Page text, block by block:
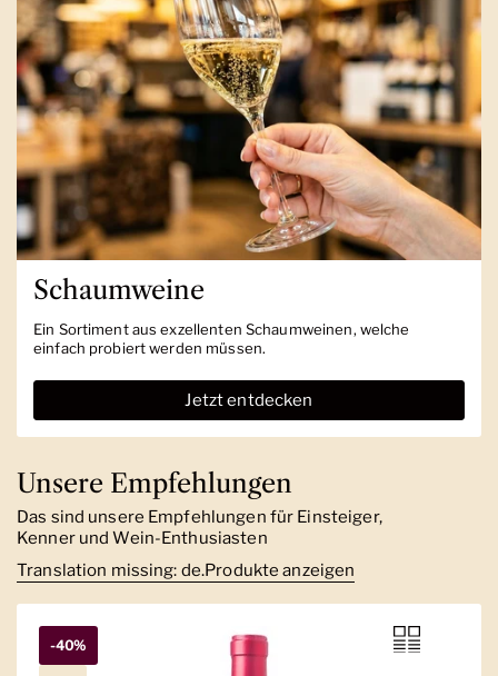
Schaumweine
Ein Sortiment aus exzellenten Schaumweinen, welche
einfach probiert werden müssen.
Jetzt entdecken
Unsere Empfehlungen
Das sind unsere Empfehlungen für Einsteiger,
Kenner und Wein-Enthusiasten
Translation missing: de.Produkte anzeigen
-40%